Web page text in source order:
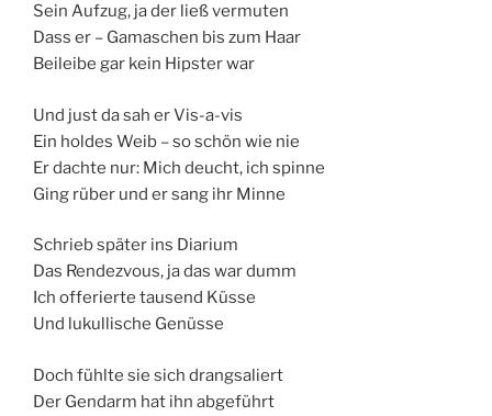
Sein Aufzug, ja der ließ vermuten
Dass er – Gamaschen bis zum Haar
Beileibe gar kein Hipster war
Und just da sah er Vis-a-vis
Ein holdes Weib – so schön wie nie
Er dachte nur: Mich deucht, ich spinne
Ging rüber und er sang ihr Minne
Schrieb später ins Diarium
Das Rendezvous, ja das war dumm
Ich offerierte tausend Küsse
Und lukullische Genüsse
Doch fühlte sie sich drangsaliert
Der Gendarm hat ihn abgeführt